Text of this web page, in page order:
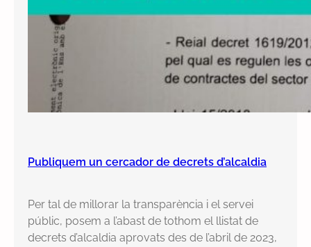
e
s
s
Publiquem un cercador de decrets d’alcaldia
Per tal de millorar la transparència i el servei
públic, posem a l’abast de tothom el llistat de
decrets d’alcaldia aprovats des de l’abril de 2023,